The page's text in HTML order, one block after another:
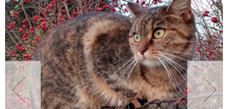
PROJEKTOWANIE OGRODU
NATURALNIE
URODA
NATURALNA APTECZKA